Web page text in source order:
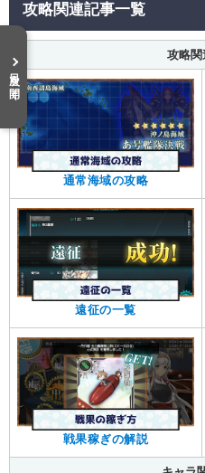
攻略関連記事一覧
攻略関
通常海域の攻略
遠征の一覧
戦果稼ぎの解説
目次を開く